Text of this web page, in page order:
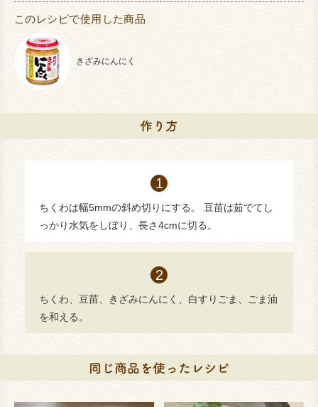
このレシピで使用した商品
きざみにんにく
ちくわは幅5mmの斜め切りにする。 豆苗は茹でてし
っかり水気をしぼり、長さ4cmに切る。
ちくわ、豆苗、きざみにんにく、白すりごま、ごま油
を和える。